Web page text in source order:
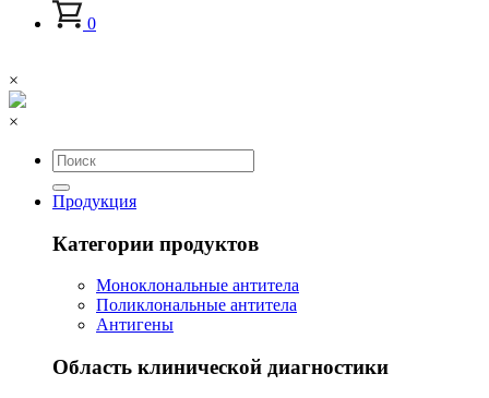
0
×
×
Продукция
Категории продуктов
Моноклональные антитела
Поликлональные антитела
Антигены
Область клинической диагностики